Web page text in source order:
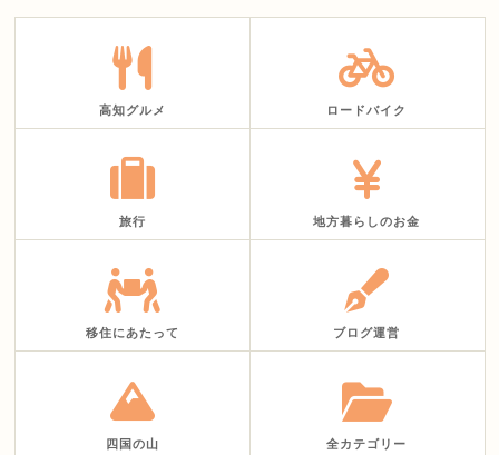
高知グルメ ロードバイク
旅行 地方暮らしのお金
移住にあたって ブログ運営
四国の山 全カテゴリー